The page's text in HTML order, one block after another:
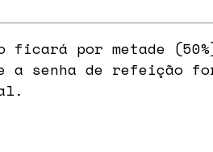
por metade
a senha de refeição